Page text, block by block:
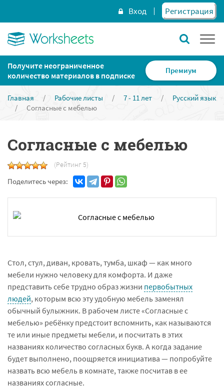
Вход Регистрация
Получите неограниченное
количество материалов в подписке
Премиум
Главная / Рабочие листы / 7 - 11 лет /
Русский язык
/
Согласные с мебелью
Согласные с мебелью
(Рейтинг 5)
Поделитесь через:
Стол, стул, диван, кровать, тумба, шкаф — как много
мебели нужно человеку для комфорта. И даже
представить себе трудно образ жизни первобытных
людей, которым всю эту удобную мебель заменял
обычный булыжник. В рабочем листе «Согласные с
мебелью» ребёнку предстоит вспомнить, как называются
те или иные предметы мебели, и посчитать в этих
названиях количество согласных букв. А когда задание
будет выполнено, поощряется инициатива — попробуйте
назвать всю мебель в комнате, также посчитав в ее
названиях согласные.